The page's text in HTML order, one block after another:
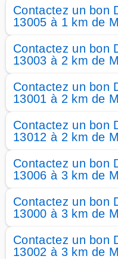
Contactez un bon
13005 à 1 km de
Contactez un bon
13003 à 2 km de
Contactez un bon
13001 à 2 km de
Contactez un bon
13012 à 2 km de
Contactez un bon
13006 à 3 km de
Contactez un bon
13000 à 3 km de
Contactez un bon
13002 à 3 km de